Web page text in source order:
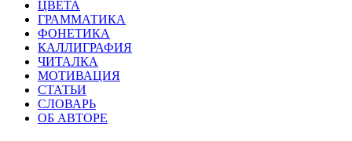
ЦВЕТА
ГРАММАТИКА
ФОНЕТИКА
КАЛЛИГРАФИЯ
ЧИТАЛКА
МОТИВАЦИЯ
СТАТЬИ
СЛОВАРЬ
ОБ АВТОРЕ